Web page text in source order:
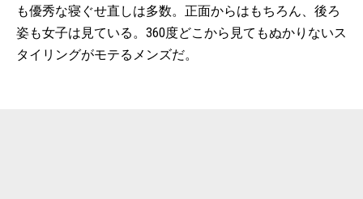
も優秀な寝ぐせ直しは多数。正面からはもちろん、後ろ
姿も女子は見ている。360度どこから見てもぬかりないス
タイリングがモテるメンズだ。